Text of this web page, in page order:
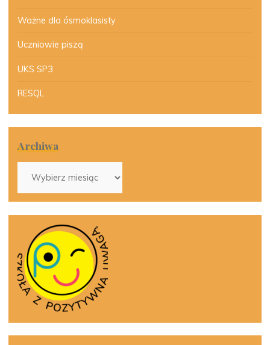
Ważne dla ósmoklasisty
Uczniowie piszą
UKS SP3
RESQL
Archiwa